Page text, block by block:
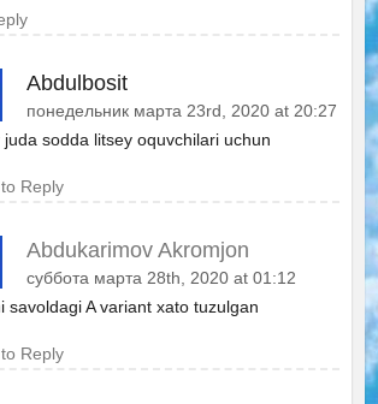
Abdulbosit
понедельник марта 23rd, 2020 at 20:27
juda sodda litsey oquvchilari uchun
Reply
Abdukarimov Akromjon
суббота марта 28th, 2020 at 01:12
savoldagi A variant xato tuzulgan
Reply